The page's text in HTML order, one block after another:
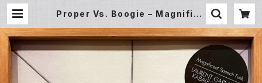
Proper Vs. Boogie – Magnifice
| Underground Gallery Record
Store